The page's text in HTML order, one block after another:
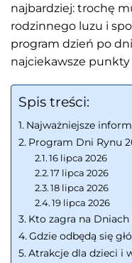
najbardziej: trochę
rodzinnego luzu i
program dzień po
najciekawsze punkty
Spis treści:
Najważniejsze
Program Dni Rynu
16 lipca 2026
17 lipca 2026
18 lipca 2026
19 lipca 2026
Kto zagra na Dniach
Gdzie odbędą się
Atrakcje dla dzieci i